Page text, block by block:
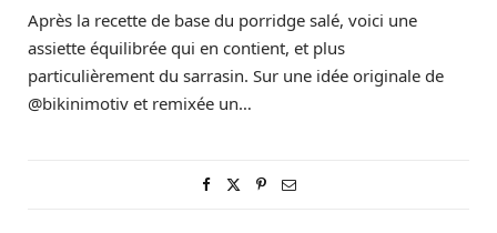
Après la recette de base du porridge salé, voici une
assiette équilibrée qui en contient, et plus
particulièrement du sarrasin. Sur une idée originale de
@bikinimotiv et remixée un…